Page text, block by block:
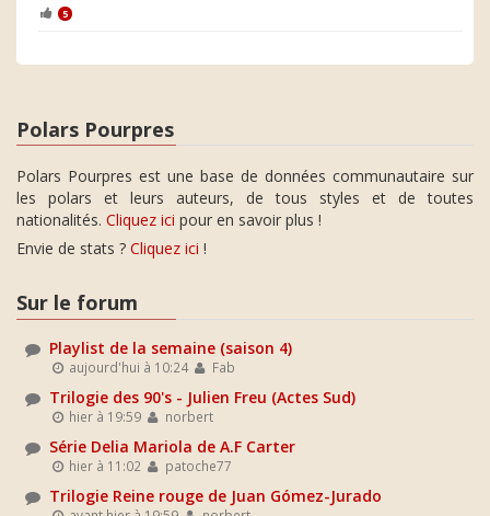
5
Polars Pourpres
Polars Pourpres est une base de données communautaire sur
les polars et leurs auteurs, de tous styles et de toutes
nationalités. Cliquez ici pour en savoir plus !
Envie de stats ? Cliquez ici !
Sur le forum
Playlist de la semaine (saison 4)
aujourd'hui à 10:24 Fab
Trilogie des 90's - Julien Freu (Actes Sud)
hier à 19:59 norbert
Série Delia Mariola de A.F Carter
hier à 11:02 patoche77
Trilogie Reine rouge de Juan Gómez-Jurado